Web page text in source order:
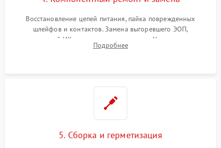
Восстановление цепей питания, пайка поврежденных
шлейфов и контактов. Замена выгоревшего ЭОП,
неисправной ИК-подсветки или матрицы. Ультразвуковая
очистка плат и удаление загрязнений с линз объектива и
Подробнее
5. Сборка и герметизация